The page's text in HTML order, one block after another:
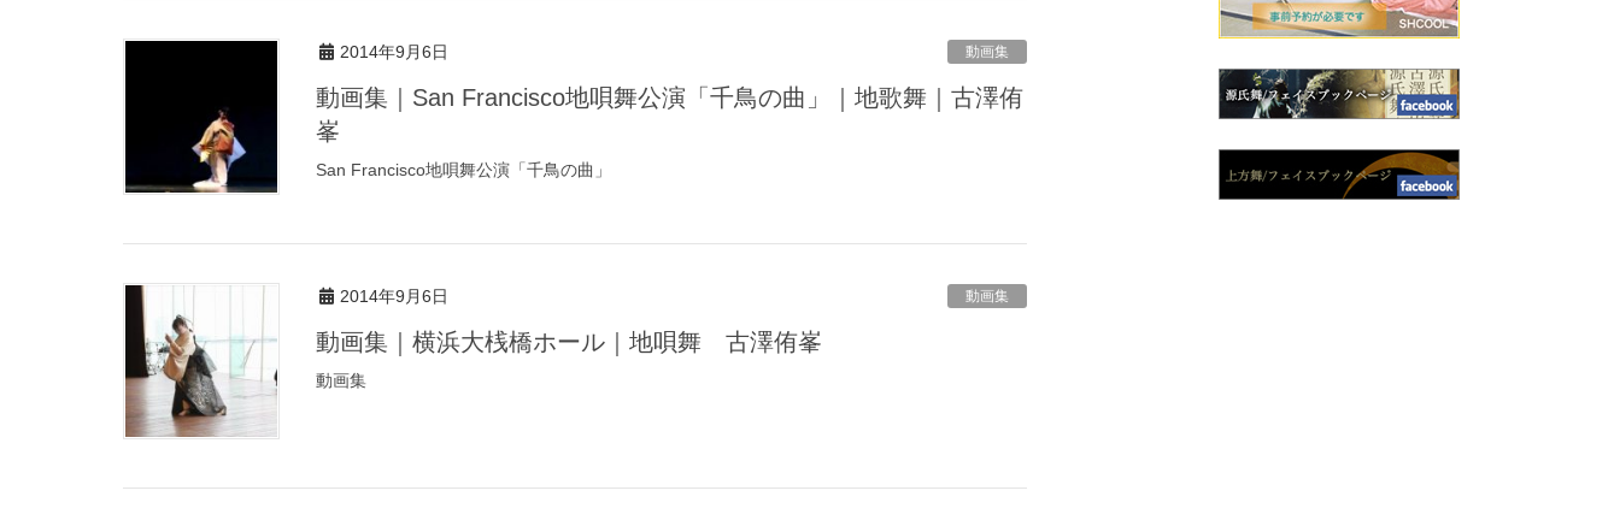
2014年9月6日 動画集
動画集｜San Francisco地唄舞公演「千鳥の曲」｜地歌舞｜古澤侑
峯
San Francisco地唄舞公演「千鳥の曲」
2014年9月6日 動画集
動画集｜横浜大桟橋ホール｜地唄舞 古澤侑峯
動画集